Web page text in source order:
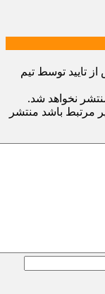
تایید توسط تیم
نخواهد شد.
مرتبط باشد منتشر